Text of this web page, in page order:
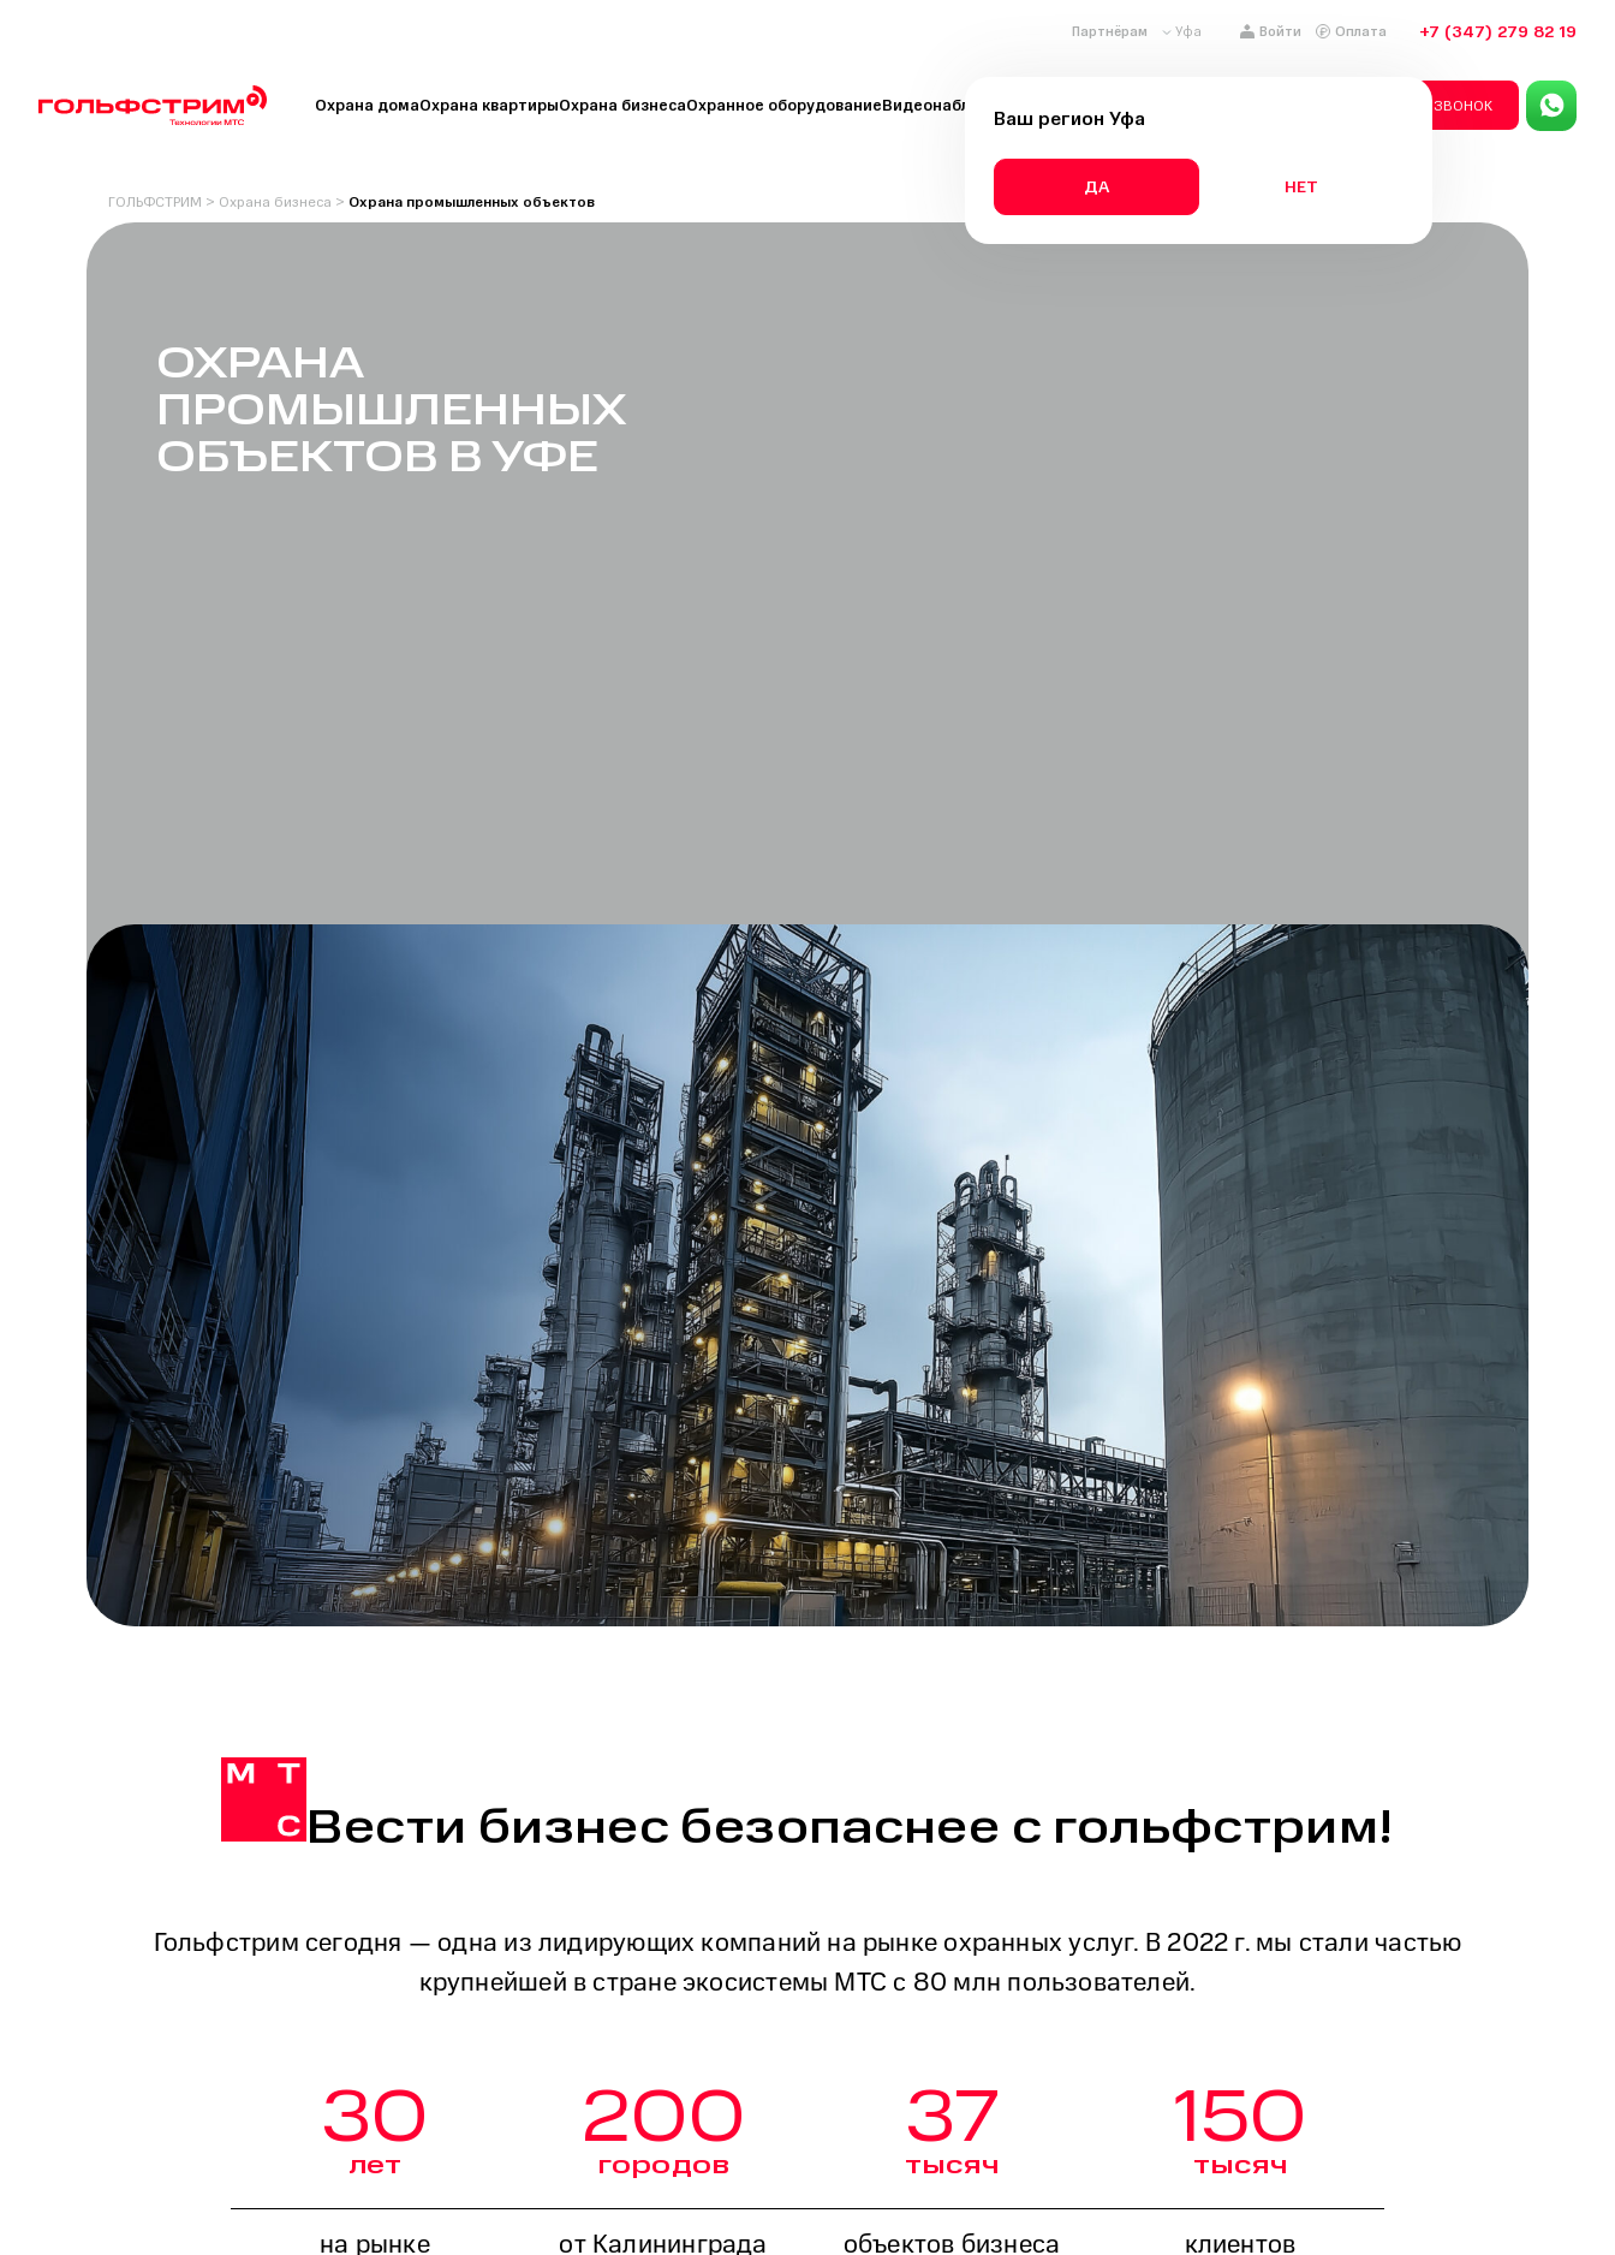
Партнёрам
Ваш регионУфа
ДА НЕТ
Уфа Войти Оплата +7 (347) 279 82 19
Охрана домаОхрана квартирыОхрана бизнесаОхранное оборудованиеВидеонаблюдение ЗАКАЗАТЬ ЗВОНОК
ГОЛЬФСТРИМ > Охрана бизнеса > Охрана промышленных объектов
ОХРАНА
ПРОМЫШЛЕННЫХ
ОБЪЕКТОВ В УФЕ
Вести бизнес безопаснее с гольфстрим!
Гольфстрим сегодня — одна из лидирующих компаний на рынке охранных услуг. В 2022 г. мы стали частью
крупнейшей в стране экосистемы МТС с 80 млн пользователей.
30
лет
на рынке
200
городов
от Калининграда
37
тысяч
объектов бизнеса
150
тысяч
клиентов